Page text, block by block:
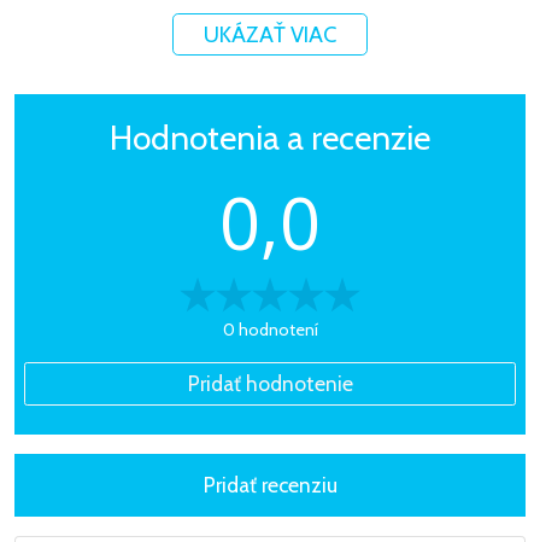
UKÁZAŤ VIAC
Hodnotenia a recenzie
0,0
0 hodnotení